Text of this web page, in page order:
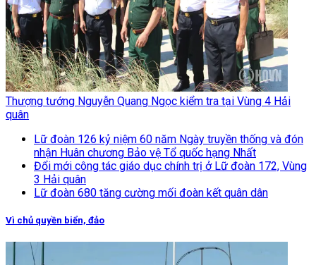
Thượng tướng Nguyễn Quang Ngọc kiểm tra tại Vùng 4 Hải
quân
Lữ đoàn 126 kỷ niệm 60 năm Ngày truyền thống và đón
nhận Huân chương Bảo vệ Tổ quốc hạng Nhất
Đổi mới công tác giáo dục chính trị ở Lữ đoàn 172, Vùng
3 Hải quân
Lữ đoàn 680 tăng cường mối đoàn kết quân dân
Vì chủ quyền biển, đảo